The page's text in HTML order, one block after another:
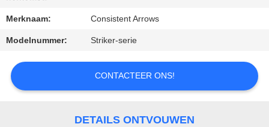
OM
SITEMAP
Merknaam: Consistent Arrows
Modelnummer: Striker-serie
CONTACTEER ONS!
DETAILS ONTVOUWEN